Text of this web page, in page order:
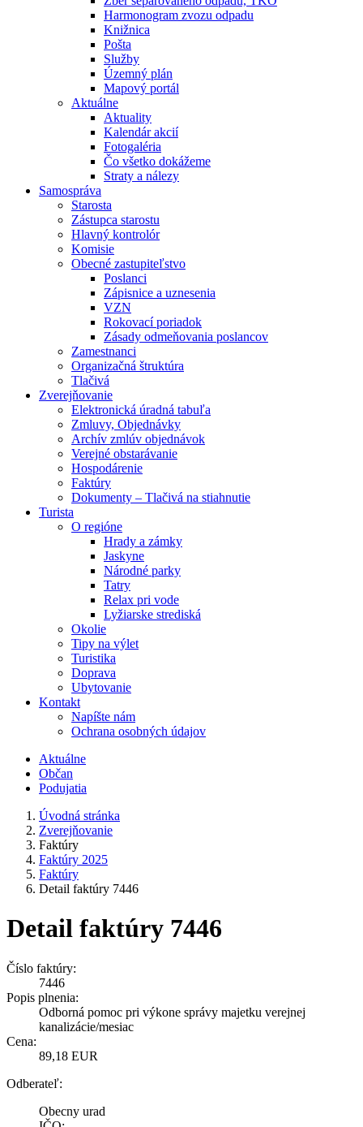
Harmonogram zvozu odpadu
Knižnica
Pošta
Služby
Územný plán
Mapový portál
Aktuálne
Aktuality
Kalendár akcií
Fotogaléria
Čo všetko dokážeme
Straty a nálezy
Samospráva
Starosta
Zástupca starostu
Hlavný kontrolór
Komisie
Obecné zastupiteľstvo
Poslanci
Zápisnice a uznesenia
VZN
Rokovací poriadok
Zásady odmeňovania poslancov
Zamestnanci
Organizačná štruktúra
Tlačivá
Zverejňovanie
Elektronická úradná tabuľa
Zmluvy, Objednávky
Archív zmlúv objednávok
Verejné obstarávanie
Hospodárenie
Faktúry
Dokumenty – Tlačivá na stiahnutie
Turista
O regióne
Hrady a zámky
Jaskyne
Národné parky
Tatry
Relax pri vode
Lyžiarske strediská
Okolie
Tipy na výlet
Turistika
Doprava
Ubytovanie
Kontakt
Napíšte nám
Ochrana osobných údajov
Aktuálne
Občan
Podujatia
Úvodná stránka
Zverejňovanie
Faktúry
Faktúry 2025
Faktúry
Detail faktúry 7446
Detail faktúry 7446
Číslo faktúry:
7446
Popis plnenia:
Odborná pomoc pri výkone správy majetku verejnej
kanalizácie/mesiac
Cena:
89,18 EUR
Odberateľ:
Obecny urad